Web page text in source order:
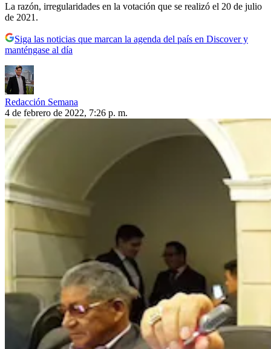
La razón, irregularidades en la votación que se realizó el 20 de julio
de 2021.
Siga las noticias que marcan la agenda del país en Discover y
manténgase al día
Redacción Semana
4 de febrero de 2022, 7:26 p. m.